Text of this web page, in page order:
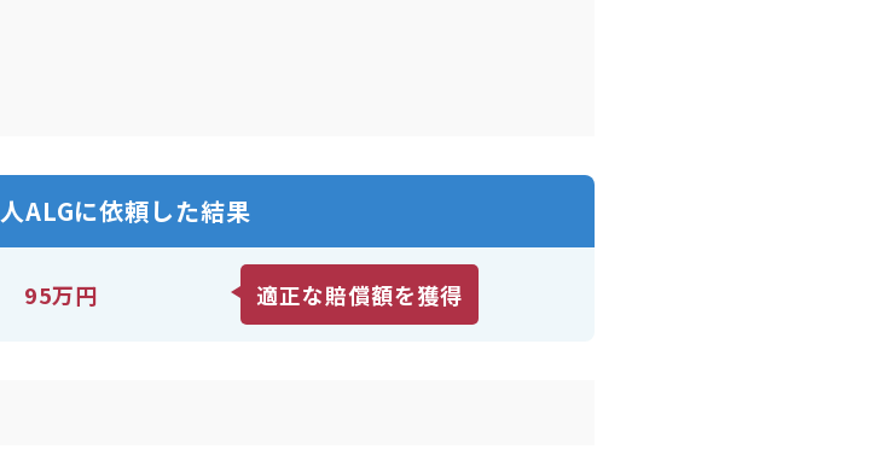
ALGに依頼した結果
95万円 適正な賠償額を獲得